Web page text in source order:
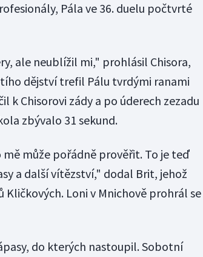
Pála ve 36. duelu počtvrté
ale neublížil mi," prohlásil Chisora,
dějství trefil Pálu tvrdými ranami
k Chisorovi zády a po úderech zezadu
zbývalo 31 sekund.
může pořádně prověřit. To je teď
a další vítězství," dodal Brit, jehož
Loni v Mnichově prohrál se
do kterých nastoupil. Sobotní